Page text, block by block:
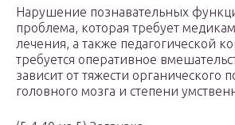
Нарушение познавательных
проблема, которая требует
лечения, а также педагогической
требуется оперативное
зависит от тяжести органического
головного мозга и степени